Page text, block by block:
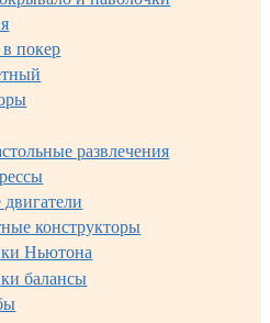
покер
развлечения
конструкторы
Ньютона
балансы